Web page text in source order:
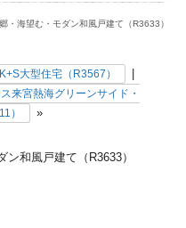
・海望む・モダン和風戸建て（R3633）
大型住宅（R3567）
来宮熱海グリーンサイド・
）
»
和風戸建て（R3633）